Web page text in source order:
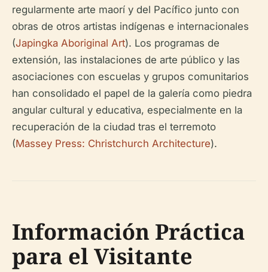
regularmente arte maorí y del Pacífico junto con
obras de otros artistas indígenas e internacionales
(Japingka Aboriginal Art). Los programas de
extensión, las instalaciones de arte público y las
asociaciones con escuelas y grupos comunitarios
han consolidado el papel de la galería como piedra
angular cultural y educativa, especialmente en la
recuperación de la ciudad tras el terremoto
(Massey Press: Christchurch Architecture).
Información Práctica
para el Visitante